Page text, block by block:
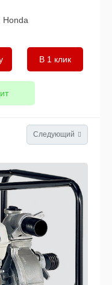
Honda
В 1 клик
Следующий